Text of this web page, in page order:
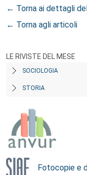
← Torna ai dettagli
← Torna agli articoli
LE RIVISTE DEL MESE
SOCIOLOGIA
STORIA
Fotocopie e